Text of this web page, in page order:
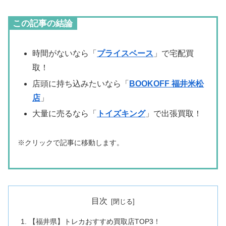
この記事の結論
時間がないなら「 プライスベース 」で宅配買
取！
店頭に持ち込みたいなら「 BOOKOFF 福井米松
店 」
大量に売るなら「
トイズキング」で出張買取！
※クリックで記事に移動します。
目次
【福井県】トレカおすすめ買取店TOP3！